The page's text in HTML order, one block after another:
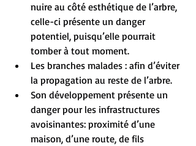
nuire au côté esthétique de l’arbre,
celle-ci présente un danger
potentiel, puisqu’elle pourrait
tomber à tout moment.
Les branches malades : afin d’éviter
la propagation au reste de l’arbre.
Son développement présente un
danger pour les infrastructures
avoisinantes: proximité d’une
maison, d’une route, de fils